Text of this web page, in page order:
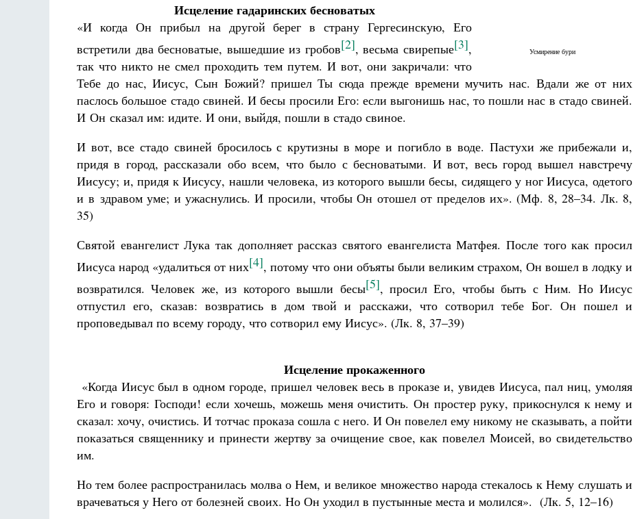
Усмирение бури
Исцеление гадаринских бесноватых
«И когда Он прибыл на другой берег в страну Гергесинскую, Его
встретили два бесноватые, вышедшие из гробов[2], весьма свирепые[3],
так что никто не смел проходить тем путем. И вот, они закричали: что
Тебе до нас, Иисус, Сын Божий? пришел Ты сюда прежде времени мучить нас. Вдали же от них
паслось большое стадо свиней. И бесы просили Его: если выгонишь нас, то пошли нас в стадо свиней.
И Он сказал им: идите. И они, выйдя, пошли в стадо свиное.
И вот, все стадо свиней бросилось с крутизны в море и погибло в воде. Пастухи же прибежали и,
придя в город, рассказали обо всем, что было с бесноватыми. И вот, весь город вышел навстречу
Иисусу; и, придя к Иисусу, нашли человека, из которого вышли бесы, сидящего у ног Иисуса, одетого
и в здравом уме; и ужаснулись. И просили, чтобы Он отошел от пределов их». (Мф. 8, 28–34. Лк. 8,
35)
Святой евангелист Лука так дополняет рассказ святого евангелиста Матфея. После того как просил
Иисуса народ «удалиться от них[4], потому что они объяты были великим страхом, Он вошел в лодку и
возвратился. Человек же, из которого вышли бесы[5], просил Его, чтобы быть с Ним. Но Иисус
отпустил его, сказав: возвратись в дом твой и расскажи, что сотворил тебе Бог. Он пошел и
проповедывал по всему городу, что сотворил ему Иисус». (Лк. 8, 37–39)
Исцеление прокаженного
«Когда Иисус был в одном городе, пришел человек весь в проказе и, увидев Иисуса, пал ниц, умоляя
Его и говоря: Господи! если хочешь, можешь меня очистить. Он простер руку, прикоснулся к нему и
сказал: хочу, очистись. И тотчас проказа сошла с него. И Он повелел ему никому не сказывать, а пойти
показаться священнику и принести жертву за очищение свое, как повелел Моисей, во свидетельство
им.
Но тем более распространилась молва о Нем, и великое множество народа стекалось к Нему слушать и
врачеваться у Него от болезней своих. Но Он уходил в пустынные места и молился». (Лк. 5, 12–16)